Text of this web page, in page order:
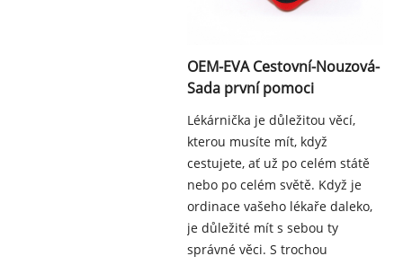
OEM-EVA Cestovní-Nouzová-
Sada první pomoci
Lékárnička je důležitou věcí,
kterou musíte mít, když
cestujete, ať už po celém státě
nebo po celém světě. Když je
ordinace vašeho lékaře daleko,
je důležité mít s sebou ty
správné věci. S trochou